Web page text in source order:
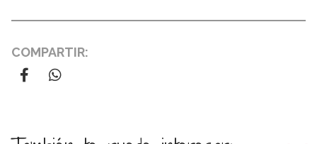
COMPARTIR: